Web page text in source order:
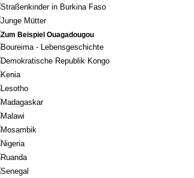
Straßenkinder in Burkina Faso
Junge Mütter
Zum Beispiel Ouagadougou
Boureima - Lebensgeschichte
Demokratische Republik Kongo
Kenia
Lesotho
Madagaskar
Malawi
Mosambik
Nigeria
Ruanda
Senegal